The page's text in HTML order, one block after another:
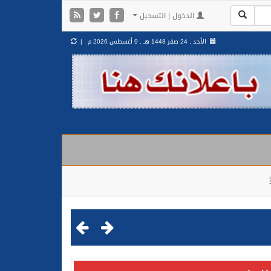
الدخول | التسجيل
الأحد , 24 صفر 1448 هـ , 9 أغسطس 2026 م |
الحوثية الإرهابية في محافظة الحديدة